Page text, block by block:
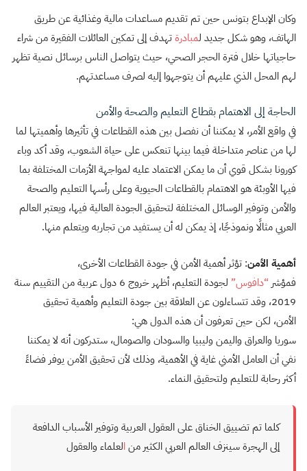
وكان الإبداع بتونس حين تم تقديم مساعدات مالية وغذائية عن طريق
الهاتف، وهو شكل جديد لمبادرةتهدف إلى تمكين العائلات الفقيرة من شراء
حاجياتها خلال فترة الحجر الصحي، حيث يتواصل الناس برسائل نصية تظهر
لهم المحل الذي عليهم أن يتوجهوا إليه لصرف مساعدتهم.
الحاجة إلى الاهتمام بقطاع التعليم والصحة والأمن
في واقع الأمر، لا يمكننا أن نفصل بين هذه القطاعات في تأثيرها وأهميتها لما
لها من عناصر متداخلة فيما بينها تنعكس على حياة الشعوب، وقد أكد وباء
كورونا بشكل قوي أن ما يمكن الاعتماد عليه لمواجهة الأزمات المختلفة بما
فيها الأوبئة هو الاهتمام بالقطاعات الحيوية وعلى رأسها التعليم والصحة
والأمن وتوفير الوسائل المختلفة لتحقيق الجودة العالية فيها، ويعتبر العالم
العربي مثالًا ونموذجًا، إذ يمكن له أن يستفيد من تجاربه ويتعلم منها.
أهمية الأمن: تؤثر أهمية الأمن في جودة القطاعات الأخرى،
فمؤشر “دافوس”
لجودة التعليم، أظهر خروج 6 دول عربية من التقييم سنة
2019، وقد تتساءلون عن العلاقة بين جودة التعليم وأهمية تحقيق
الأمن، لكن حين تعرفون أن هذه الدول هي:
سوريا والعراق واليمن وليبيا والسودان والصومال، ستدركون أنه لا يمكننا
نفي أن العامل الأمني غاية في الأهمية، وذلك لأن تحقيق الأمن يوفر فضاءً
أكثر رحابة للتعليم ولتحقيق النماء.
كلما تم تضييق الخناق على العقول العربية وتوفير الأسباب الدافعة
إلى الهجرة سينزف العالم العربي الكثير منالعلماء والعقول